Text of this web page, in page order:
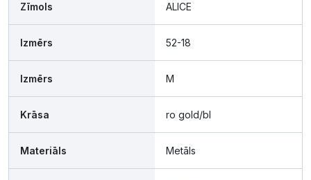
Zīmols ALICE
Izmērs 52-18
Izmērs M
Krāsa ro gold/bl
Materiāls Metāls